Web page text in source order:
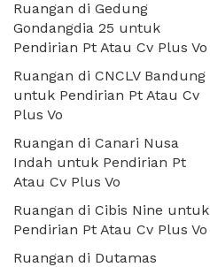
Ruangan di Gedung
Gondangdia 25 untuk
Pendirian Pt Atau Cv Plus Vo
Ruangan di CNCLV Bandung
untuk Pendirian Pt Atau Cv
Plus Vo
Ruangan di Canari Nusa
Indah untuk Pendirian Pt
Atau Cv Plus Vo
Ruangan di Cibis Nine untuk
Pendirian Pt Atau Cv Plus Vo
Ruangan di Dutamas